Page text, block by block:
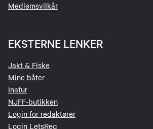
Medlemsvilkår
EKSTERNE LENKER
Jakt & Fiske
Mine båter
Inatur
NJFF-butikken
Login for redaktører
Login LetsReg